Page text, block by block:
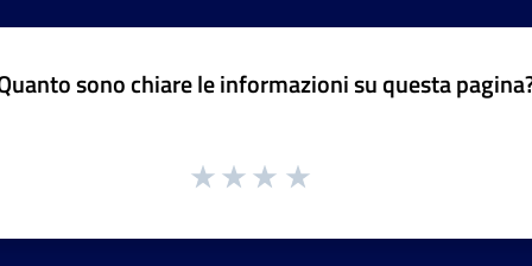
sono chiare le informazioni su questa